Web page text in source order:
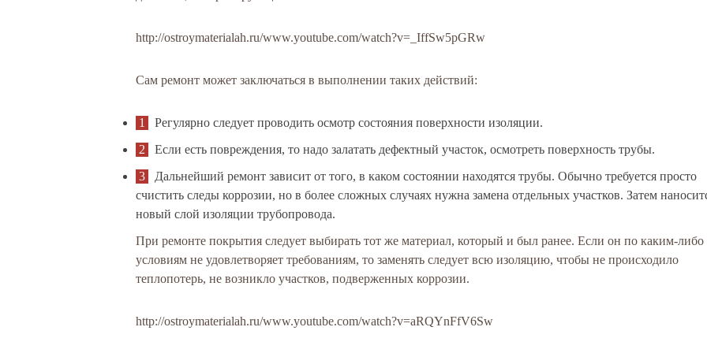
http://ostroymaterialah.ru/www.youtube.com/watch?v=_IffSw5pGRw
Сам ремонт может заключаться в выполнении таких действий:
Регулярно следует проводить осмотр состояния поверхности изоляции.
Если есть повреждения, то надо залатать дефектный участок, осмотреть поверхность трубы.
Дальнейший ремонт зависит от того, в каком состоянии находятся трубы. Обычно требуется просто
счистить следы коррозии, но в более сложных случаях нужна замена отдельных участков. Затем
новый слой изоляции трубопровода.
При ремонте покрытия следует выбирать тот же материал, который и был ранее. Если он по каким-либо
условиям не удовлетворяет требованиям, то заменять следует всю изоляцию, чтобы не происходило
теплопотерь, не возникло участков, подверженных коррозии.
http://ostroymaterialah.ru/www.youtube.com/watch?v=aRQYnFfV6Sw